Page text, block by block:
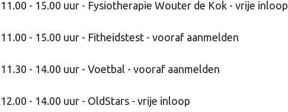
11.00 - 15.00 uur - Fysiotherapie Wouter de Kok - vrije inloop
11.00 - 15.00 uur - Fitheidstest - vooraf aanmelden
11.30 - 14.00 uur - Voetbal - vooraf aanmelden
12.00 - 14.00 uur - OldStars - vrije inloop